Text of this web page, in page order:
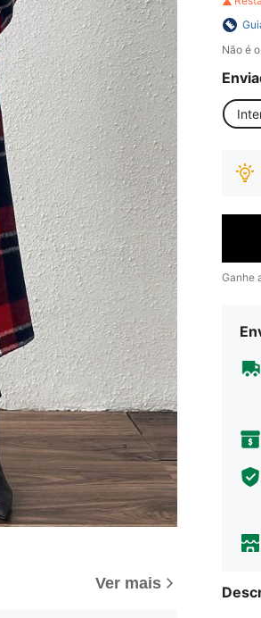
Ver mais
Não é
Ganhe